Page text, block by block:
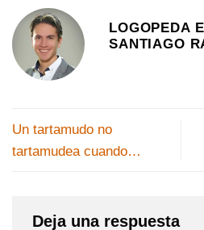
LOGOPEDA
SANTIAGO
Un tartamudo no
tartamudea cuando…
Deja una respuesta